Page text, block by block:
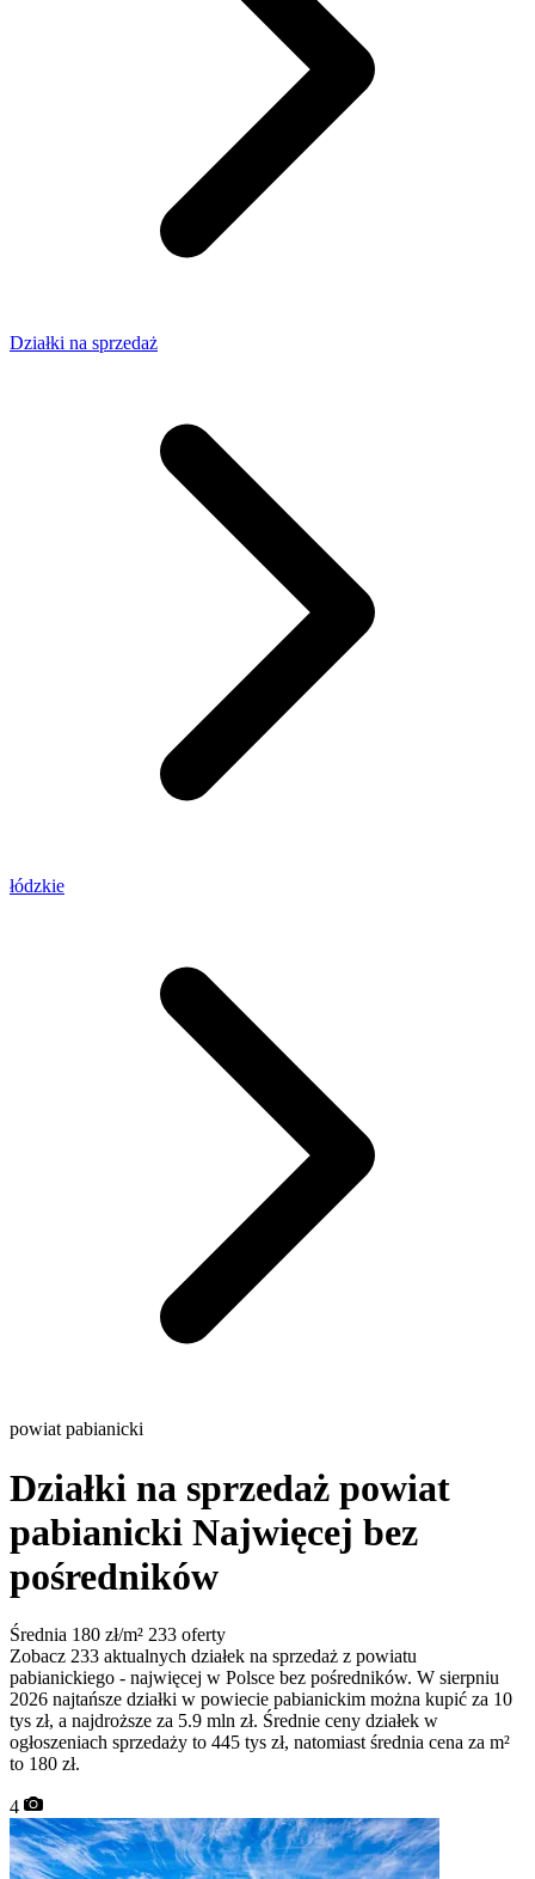
Działki na sprzedaż
łódzkie
powiat pabianicki
Działki na sprzedaż powiat
pabianicki Najwięcej bez
pośredników
Średnia 180 zł/m² 233 oferty
Zobacz 233 aktualnych działek na sprzedaż z powiatu
pabianickiego - najwięcej w Polsce bez pośredników. W sierpniu
2026 najtańsze działki w powiecie pabianickim można kupić za 10
tys zł, a najdroższe za 5.9 mln zł. Średnie ceny działek w
ogłoszeniach sprzedaży to 445 tys zł, natomiast średnia cena za m²
to 180 zł.
4